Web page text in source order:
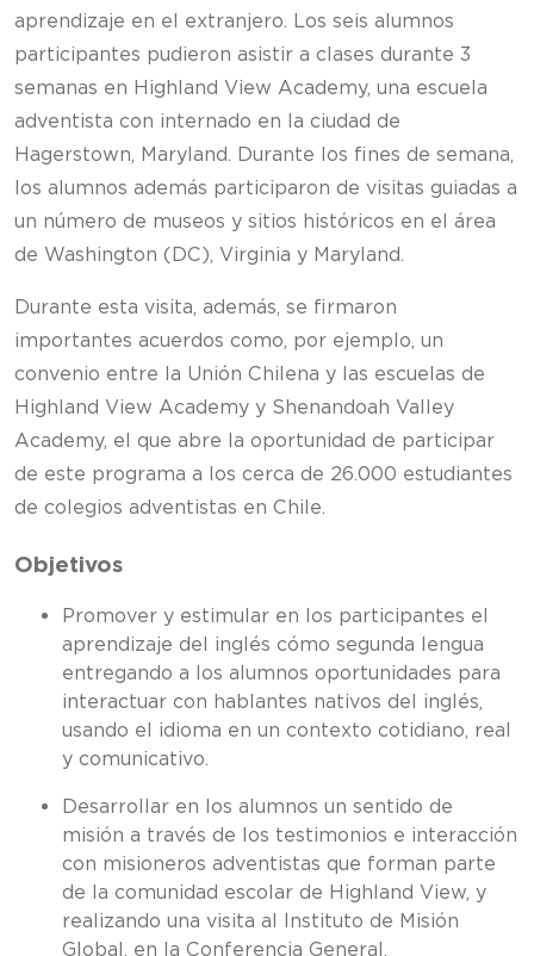
aprendizaje en el extranjero. Los seis alumnos
participantes pudieron asistir a clases durante 3
semanas en Highland View Academy, una escuela
adventista con internado en la ciudad de
Hagerstown, Maryland. Durante los fines de semana,
los alumnos además participaron de visitas guiadas a
un número de museos y sitios históricos en el área
de Washington (DC), Virginia y Maryland.
Durante esta visita, además, se firmaron
importantes acuerdos como, por ejemplo, un
convenio entre la Unión Chilena y las escuelas de
Highland View Academy y Shenandoah Valley
Academy, el que abre la oportunidad de participar
de este programa a los cerca de 26.000 estudiantes
de colegios adventistas en Chile.
Objetivos
Promover y estimular en los participantes el
aprendizaje del inglés cómo segunda lengua
entregando a los alumnos oportunidades para
interactuar con hablantes nativos del inglés,
usando el idioma en un contexto cotidiano, real
y comunicativo.
Desarrollar en los alumnos un sentido de
misión a través de los testimonios e interacción
con misioneros adventistas que forman parte
de la comunidad escolar de Highland View, y
realizando una visita al Instituto de Misión
Global, en la Conferencia General.